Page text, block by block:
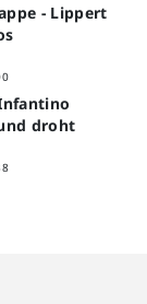
- Lippert
droht